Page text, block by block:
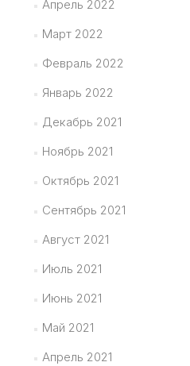
Апрель 2022
Март 2022
Февраль 2022
Январь 2022
Декабрь 2021
Ноябрь 2021
Октябрь 2021
Сентябрь 2021
Август 2021
Июль 2021
Июнь 2021
Май 2021
Апрель 2021